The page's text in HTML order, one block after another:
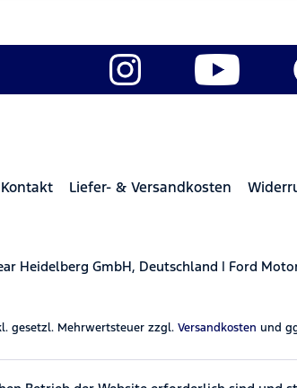
Kontakt Liefer- & Versandkosten
Heidelberg GmbH, Deutschland | Ford
gesetzl. Mehrwertsteuer zzgl. Versandkosten und